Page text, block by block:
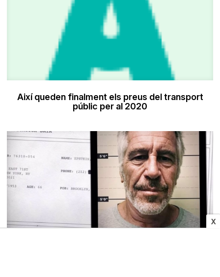
X
Així queden finalment els preus del transport
públic per al 2020